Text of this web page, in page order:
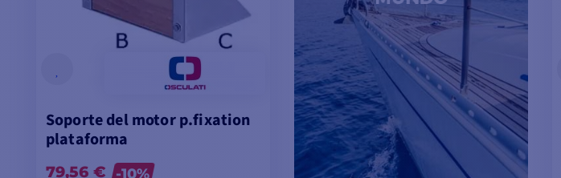
Soporte del motor p.fixation
plataforma
79,56 € -10%